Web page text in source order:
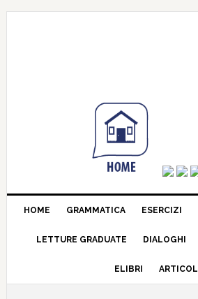
HOME GRAMMATICA ESERCIZI
LETTURE GRADUATE DIALOGHI
ELIBRI ARTICOLI